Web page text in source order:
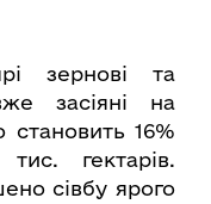
зернові та
засіяні на
становить 16%
гектарів.
сівбу ярого